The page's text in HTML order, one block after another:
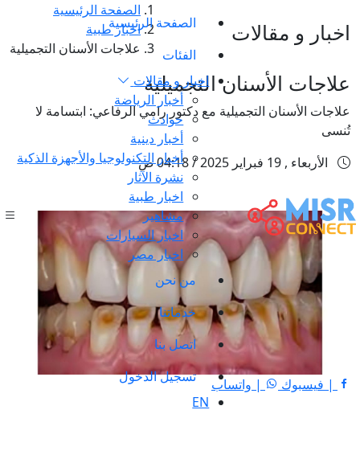
الصفحة الرئيسية
الفئات
اخبار و مقالات
أخبار الرياضة
حوادث
أخبار دينية
أخبار التكنولوجيا والأجهزة الذكية
نشرة الآثار
اخبار طبية
مشاهير
اخبار السيارات
اخبار مصر
من نحن
خدماتنا
اتصل بنا
تسجيل الدخول
EN
اخبار و مقالات
الصفحة الرئيسية
اخبار طبية
علاجات الأسنان التجميلية
علاجات الأسنان التجميلية
علاجات الأسنان التجميلية مع دكتور رامي الرفاعي: ابتسامة لا
تُنسى
الأربعاء , 19 فبراير 2025 / 04:18 ص
| فيسبوك | واتساب